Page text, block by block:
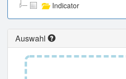
Indicator
Auswahl